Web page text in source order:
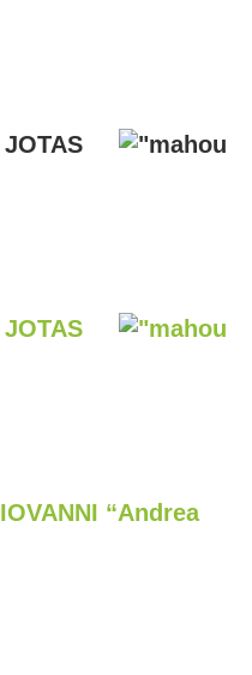
JOTAS
JOTAS
“Andrea